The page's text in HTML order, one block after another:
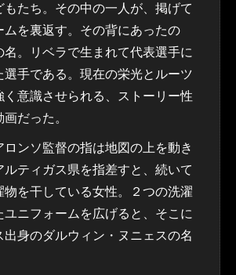
もたち。その中の一人が、掲げて
ムを裏返す。その背にあったの
名。リベラで生まれて代表選手に
選手である。現在の栄光とルーツ
く意識させられる、ストーリー性
だった。
ンソ監督の指は地図の上を動き
ルティガス県を指差すと、続いて
物を干している女性。２つの洗濯
ユニフォームを広げると、そこに
出身のダルウィン・ヌニェスの名